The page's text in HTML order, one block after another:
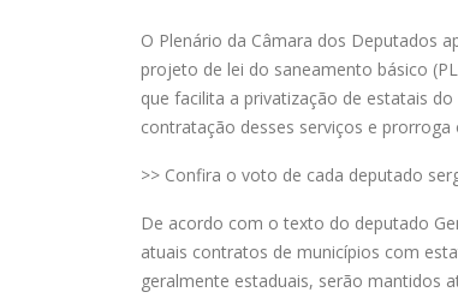
O Plenário da Câmara dos Deputados
projeto de lei do saneamento básico
que facilita a privatização de estatais
contratação desses serviços e
>> Confira o voto de cada deputado
De acordo com o texto do deputado
atuais contratos de municípios com
geralmente estaduais, serão mantidos